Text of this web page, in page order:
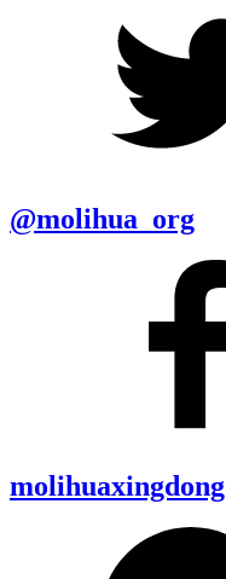
@molihua_org
molihuaxingdong